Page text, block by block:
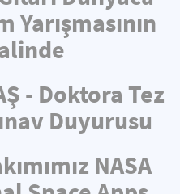
Yarışmasının
- Doktora Tez
Duyurusu
NASA